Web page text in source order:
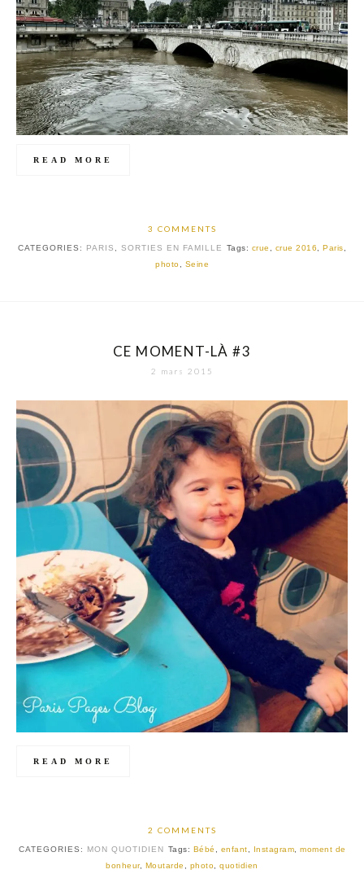
READ MORE
3 COMMENTS
CATEGORIES: PARIS , SORTIES EN FAMILLE Tags: crue , crue 2016, Paris,
photo, Seine
CE MOMENT-LÀ #3
2 mars 2015
READ MORE
2 COMMENTS
CATEGORIES: MON QUOTIDIEN Tags: Bébé , enfant, Instagram, moment de
bonheur, Moutarde , photo,quotidien